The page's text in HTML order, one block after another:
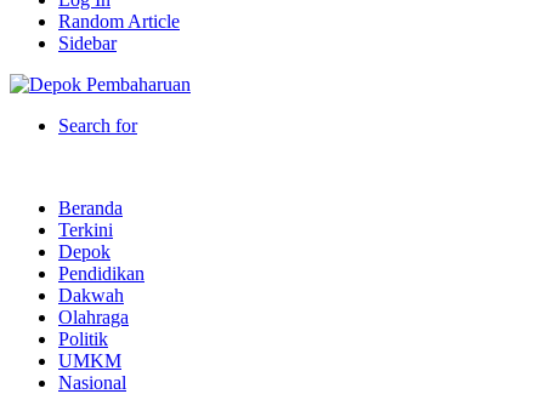
Random Article
Sidebar
Search for
Beranda
Terkini
Depok
Pendidikan
Dakwah
Olahraga
Politik
UMKM
Nasional